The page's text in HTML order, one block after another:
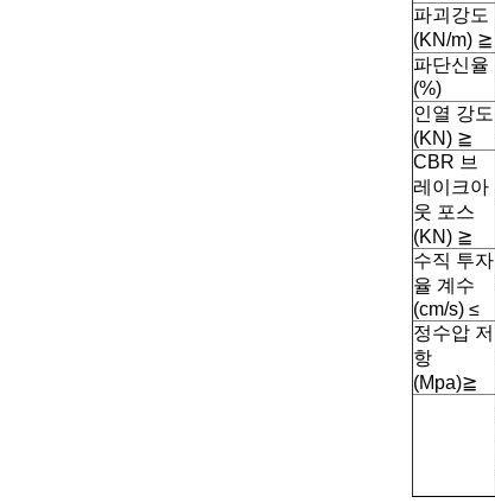
파괴강도
(KN/m) ≧
파단신율
(%)
인열 강도
(KN) ≧
CBR 브
레이크아
웃 포스
(KN) ≧
수직 투자
율 계수
(cm/s) ≤
정수압 저
항
(Mpa)≧